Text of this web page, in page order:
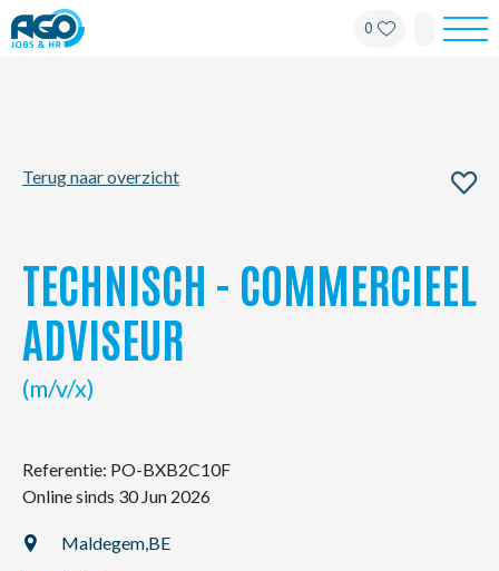
0
Kantoren
My AGO
NL FR EN
Terug naar overzicht
TECHNISCH - COMMERCIEEL
ADVISEUR
(m/v/x)
Referentie: PO-BXB2C10F
Online sinds 30 Jun 2026
Maldegem,BE